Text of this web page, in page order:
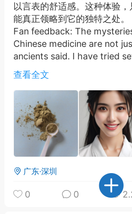
·特急预警】关
节返乡期间“闪
急提示
0
如何购买【理肺
小海（HAi）
容平，顺时收
0
谷气行、营卫通
下的脾胃调养要
以言表的舒适感。这种体验
能真正领略到它的独特之处。
Fan feedback: The
Chinese medicine are not
ancients said. I have tried
internationally renowned
simple and unadorned
powder easily surpassed
gum bleeding or difficulty
need to use it once to
indescribable comfort. This
experience, only by
truly appreciate its
查看全文
广东·深圳
0 0